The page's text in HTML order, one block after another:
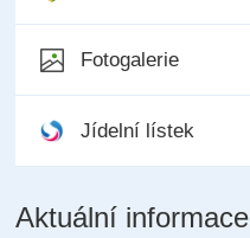
Fotogalerie
Jídelní lístek
Aktuální informace